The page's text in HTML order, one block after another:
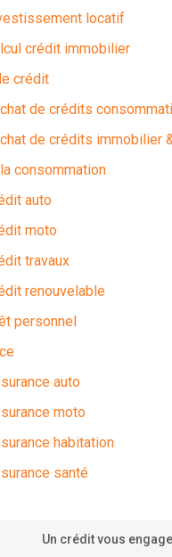
locatif
crédit immobilier
crédit
de crédits
de crédits immobilier
consommation
auto
moto
travaux
renouvelable
personnel
auto
moto
habitation
santé
Un crédit vous